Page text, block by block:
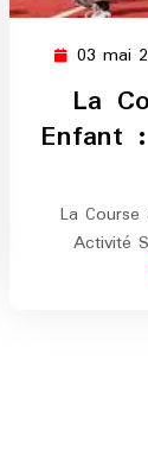
03 mai
La
Enfant
La
Activité